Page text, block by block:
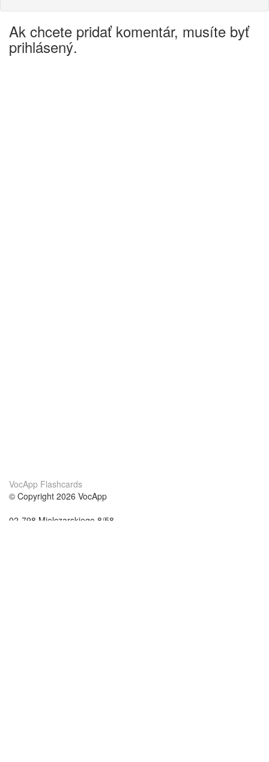
Ak chcete pridať komentár, musíte byť
prihlásený.
VocApp Flashcards
© Copyright 2026 VocApp
02-798 Mielczarskiego 8/58